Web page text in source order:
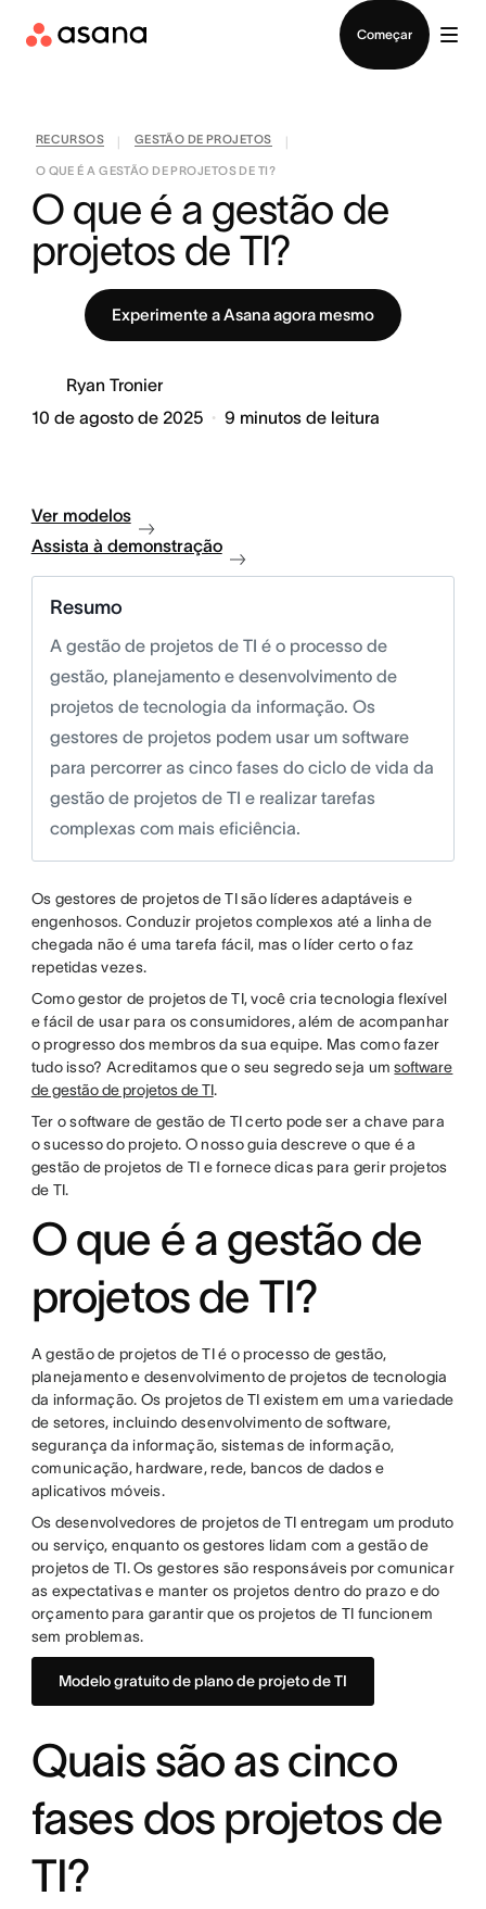
Começar
RECURSOS GESTÃO DE PROJETOS
O QUE É A GESTÃO DE PROJETOS DE TI?
O que é a gestão de
projetos de TI?
Experimente a Asana agora mesmo
Ryan Tronier
10 de agosto de 2025
9 minutos de leitura
Ver modelos
Assista à demonstração
Resumo
A gestão de projetos de TI é o processo de
gestão, planejamento e desenvolvimento de
projetos de tecnologia da informação. Os
gestores de projetos podem usar um software
para percorrer as cinco fases do ciclo de vida da
gestão de projetos de TI e realizar tarefas
complexas com mais eficiência.
Os gestores de projetos de TI são líderes adaptáveis e
engenhosos. Conduzir projetos complexos até a linha de
chegada não é uma tarefa fácil, mas o líder certo o faz
repetidas vezes.
Como gestor de projetos de TI, você cria tecnologia flexível
e fácil de usar para os consumidores, além de acompanhar
o progresso dos membros da sua equipe. Mas como fazer
tudo isso? Acreditamos que o seu segredo seja umsoftware
de gestão de projetos de TI.
Ter o software de gestão de TI certo pode ser a chave para
o sucesso do projeto. O nosso guia descreve o que é a
gestão de projetos de TI e fornece dicas para gerir projetos
de TI.
O que é a gestão de
projetos de TI?
A gestão de projetos de TI é o processo de gestão,
planejamento e desenvolvimento de projetos de tecnologia
da informação. Os projetos de TI existem em uma variedade
de setores, incluindo desenvolvimento de software,
segurança da informação, sistemas de informação,
comunicação, hardware, rede, bancos de dados e
aplicativos móveis.
Os desenvolvedores de projetos de TI entregam um produto
ou serviço, enquanto os gestores lidam com a gestão de
projetos de TI. Os gestores são responsáveis por comunicar
as expectativas e manter os projetos dentro do prazo e do
orçamento para garantir que os projetos de TI funcionem
sem problemas.
Modelo gratuito de plano de projeto de TI
Quais são as cinco
fases dos projetos de
TI?